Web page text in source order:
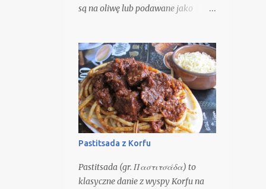
są na oliwę lub podawane jako
wielkości i barwy są nieodłącznym
elementem greckich dań. Owoce
oliwki mają średnią masę 2-12 g, są
owalne i zawierają wewnątrz
pojedynczą pestkę. Skórka może
przybierać różną barwę: od zielonej
do czarnej, w zależności od stopnia
Pastitsada z Korfu
Pastitsada (gr. Παστιτσάδα) to
klasyczne danie z wyspy Korfu na